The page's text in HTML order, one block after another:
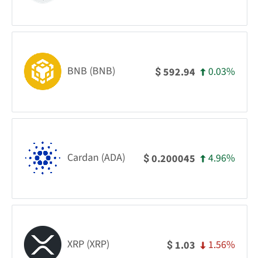
BNB (BNB) $592.94 0.03%
Cardan (ADA) $0.200045 4.96%
XRP (XRP) $ 1.03 1.56%